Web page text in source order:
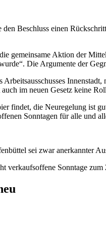
Beschluss einen
gemeinsame Aktion der
Die Argumente der
im neuen Gesetz keine
findet, die Neuregelung ist
Sonntagen für alle und
sei zwar anerkannter
verkaufsoffene Sonntage